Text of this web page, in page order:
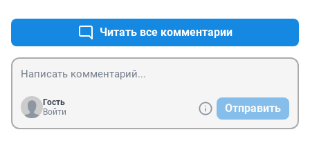
Читать все комментарии
Гость
Войти
Отправить